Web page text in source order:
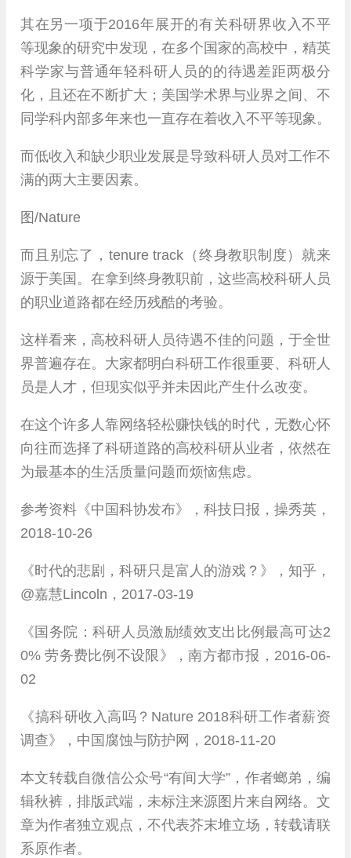
其在另一项于2016年展开的有关科研界收入不平
等现象的研究中发现，在多个国家的高校中，精英
科学家与普通年轻科研人员的的待遇差距两极分
化，且还在不断扩大；美国学术界与业界之间、不
同学科内部多年来也一直存在着收入不平等现象。
而低收入和缺少职业发展是导致科研人员对工作不
满的两大主要因素。
图/Nature
而且别忘了，tenure track（终身教职制度）就来
源于美国。在拿到终身教职前，这些高校科研人员
的职业道路都在经历残酷的考验。
这样看来，高校科研人员待遇不佳的问题，于全世
界普遍存在。大家都明白科研工作很重要、科研人
员是人才，但现实似乎并未因此产生什么改变。
在这个许多人靠网络轻松赚快钱的时代，无数心怀
向往而选择了科研道路的高校科研从业者，依然在
为最基本的生活质量问题而烦恼焦虑。
参考资料《中国科协发布》，科技日报，操秀英，
2018-10-26
《时代的悲剧，科研只是富人的游戏？》，知乎，
@嘉慧Lincoln，2017-03-19
《国务院：科研人员激励绩效支出比例最高可达2
0% 劳务费比例不设限》，南方都市报，2016-06-
02
《搞科研收入高吗？Nature 2018科研工作者薪资
调查》，中国腐蚀与防护网，2018-11-20
本文转载自微信公众号“有间大学”，作者螂弟，编
辑秋裤，排版武端，未标注来源图片来自网络。文
章为作者独立观点，不代表芥末堆立场，转载请联
系原作者。